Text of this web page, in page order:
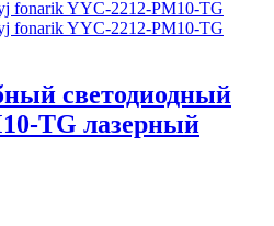
светодиодный
TG лазерный